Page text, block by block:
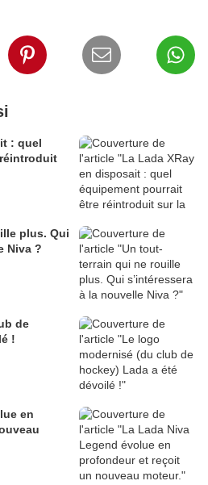
: quel
plus. Qui
Niva ?
de
!
en